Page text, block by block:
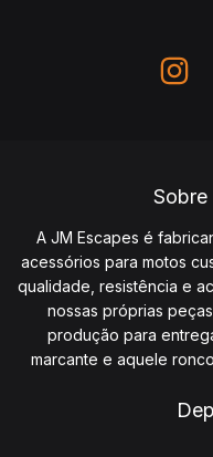
Sobre
A JM Escapes é
acessórios para motos
qualidade, resistência e
nossas próprias
produção para
marcante e aquele